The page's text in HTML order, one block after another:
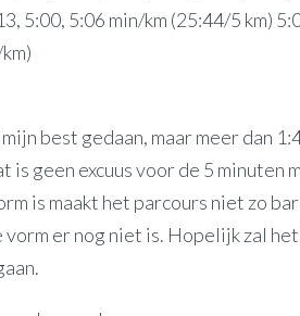
5:00, 5:06 min/km (25:44/5 km)
best gedaan, maar meer dan
is geen excuus voor de 5 minuten
is maakt het parcours niet zo
vorm er nog niet is. Hopelijk zal